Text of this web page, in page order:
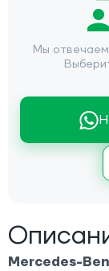
Мы
Mercedes-